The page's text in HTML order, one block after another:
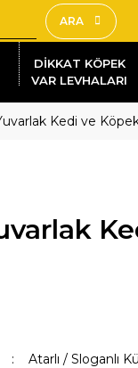
ARA
DİKKAT KÖPEK
VAR LEVHALARI
Kedi ve
Atarlı / Sloganlı